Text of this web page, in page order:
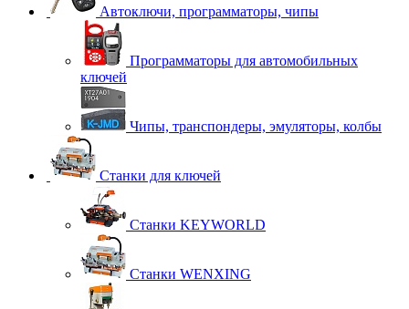
Автоключи, программаторы, чипы
Программаторы для автомобильных
ключей
Чипы, транспондеры, эмуляторы, колбы
Станки для ключей
Станки KEYWORLD
Станки WENXING